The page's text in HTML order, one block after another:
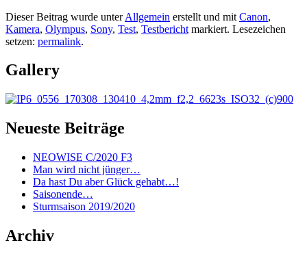
Dieser Beitrag wurde unterAllgemein erstellt und mit Canon,
Kamera, Olympus, Sony, Test, Testbericht markiert. Lesezeichen
setzen: permalink.
Gallery
Neueste Beiträge
NEOWISE C/2020 F3
Man wird nicht jünger…
Da hast Du aber Glück gehabt…!
Saisonende…
Sturmsaison 2019/2020
Archiv